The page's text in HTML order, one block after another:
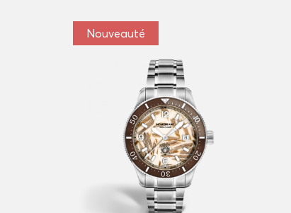
Nouveauté